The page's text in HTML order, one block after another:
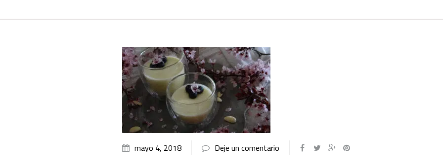
mayo 4, 2018 Deje un comentario